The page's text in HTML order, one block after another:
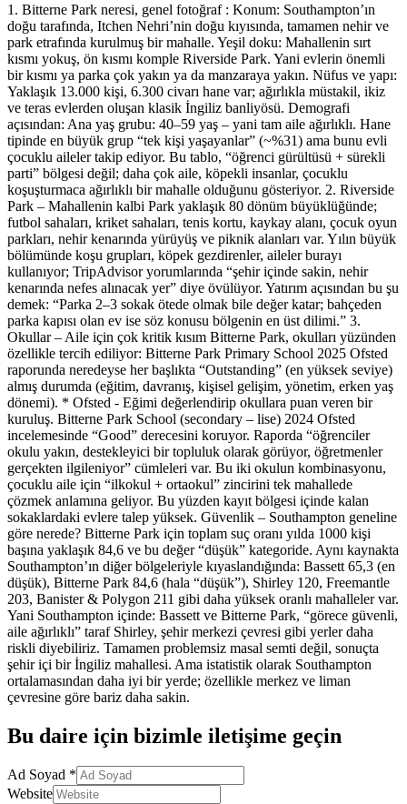
1. Bitterne Park neresi, genel fotoğraf : Konum: Southampton’ın
doğu tarafında, Itchen Nehri’nin doğu kıyısında, tamamen nehir ve
park etrafında kurulmuş bir mahalle. Yeşil doku: Mahallenin sırt
kısmı yokuş, ön kısmı komple Riverside Park. Yani evlerin önemli
bir kısmı ya parka çok yakın ya da manzaraya yakın. Nüfus ve yapı:
Yaklaşık 13.000 kişi, 6.300 civarı hane var; ağırlıkla müstakil, ikiz
ve teras evlerden oluşan klasik İngiliz banliyösü. Demografi
açısından: Ana yaş grubu: 40–59 yaş – yani tam aile ağırlıklı. Hane
tipinde en büyük grup “tek kişi yaşayanlar” (~%31) ama bunu evli
çocuklu aileler takip ediyor. Bu tablo, “öğrenci gürültüsü + sürekli
parti” bölgesi değil; daha çok aile, köpekli insanlar, çocuklu
koşuşturmaca ağırlıklı bir mahalle olduğunu gösteriyor. 2. Riverside
Park – Mahallenin kalbi Park yaklaşık 80 dönüm büyüklüğünde;
futbol sahaları, kriket sahaları, tenis kortu, kaykay alanı, çocuk oyun
parkları, nehir kenarında yürüyüş ve piknik alanları var. Yılın büyük
bölümünde koşu grupları, köpek gezdirenler, aileler burayı
kullanıyor; TripAdvisor yorumlarında “şehir içinde sakin, nehir
kenarında nefes alınacak yer” diye övülüyor. Yatırım açısından bu şu
demek: “Parka 2–3 sokak ötede olmak bile değer katar; bahçeden
parka kapısı olan ev ise söz konusu bölgenin en üst dilimi.” 3.
Okullar – Aile için çok kritik kısım Bitterne Park, okulları yüzünden
özellikle tercih ediliyor: Bitterne Park Primary School 2025 Ofsted
raporunda neredeyse her başlıkta “Outstanding” (en yüksek seviye)
almış durumda (eğitim, davranış, kişisel gelişim, yönetim, erken yaş
dönemi). * Ofsted - Eğimi değerlendirip okullara puan veren bir
kuruluş. Bitterne Park School (secondary – lise) 2024 Ofsted
incelemesinde “Good” derecesini koruyor. Raporda “öğrenciler
okulu yakın, destekleyici bir topluluk olarak görüyor, öğretmenler
gerçekten ilgileniyor” cümleleri var. Bu iki okulun kombinasyonu,
çocuklu aile için “ilkokul + ortaokul” zincirini tek mahallede
çözmek anlamına geliyor. Bu yüzden kayıt bölgesi içinde kalan
sokaklardaki evlere talep yüksek. Güvenlik – Southampton geneline
göre nerede? Bitterne Park için toplam suç oranı yılda 1000 kişi
başına yaklaşık 84,6 ve bu değer “düşük” kategoride. Aynı kaynakta
Southampton’ın diğer bölgeleriyle kıyaslandığında: Bassett 65,3 (en
düşük), Bitterne Park 84,6 (hala “düşük”), Shirley 120, Freemantle
203, Banister & Polygon 211 gibi daha yüksek oranlı mahalleler var.
Yani Southampton içinde: Bassett ve Bitterne Park, “görece güvenli,
aile ağırlıklı” taraf Shirley, şehir merkezi çevresi gibi yerler daha
riskli diyebiliriz. Tamamen problemsiz masal semti değil, sonuçta
şehir içi bir İngiliz mahallesi. Ama istatistik olarak Southampton
ortalamasından daha iyi bir yerde; özellikle merkez ve liman
çevresine göre bariz daha sakin.
Bu daire için bizimle iletişime geçin
Ad Soyad *
Website